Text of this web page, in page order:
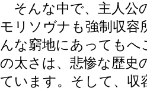
そんな中で、主人公
モリソヴナも強制収容
んな窮地にあっても
の太さは、悲惨な歴史
ています。そして、収